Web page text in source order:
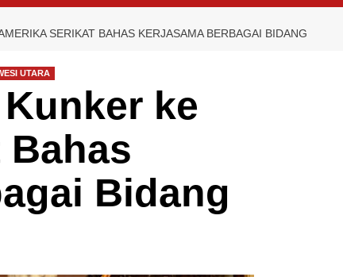
SERIKAT BAHAS KERJASAMA BERBAGAI BIDANG
UTARA
ke
Bidang